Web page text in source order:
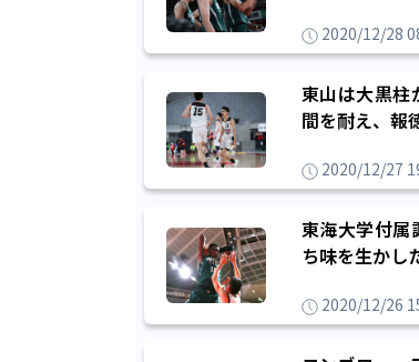
2020/12/28
東山は大黒柱
間を耐え、報
2020/12/27
東海大学付属
ち味を生かし
2020/12/26